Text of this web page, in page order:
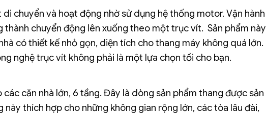
chuyển và hoạt động nhờ sử dụng hệ thống motor. Vận hành
thành chuyển động lên xuống theo một trục vít. Sản phẩm này
có thiết kế nhỏ gọn, diện tích cho thang máy không quá lớn.
nghệ trục vít không phải là một lựa chọn tồi cho bạn.
căn nhà lớn, 6 tầng. Đây là dòng sản phẩm thang được sản
thích hợp cho những không gian rộng lớn, các tòa lâu đài,